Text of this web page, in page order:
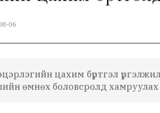
06
цахим бүртгэл
өмнөх боловсролд хамруулах